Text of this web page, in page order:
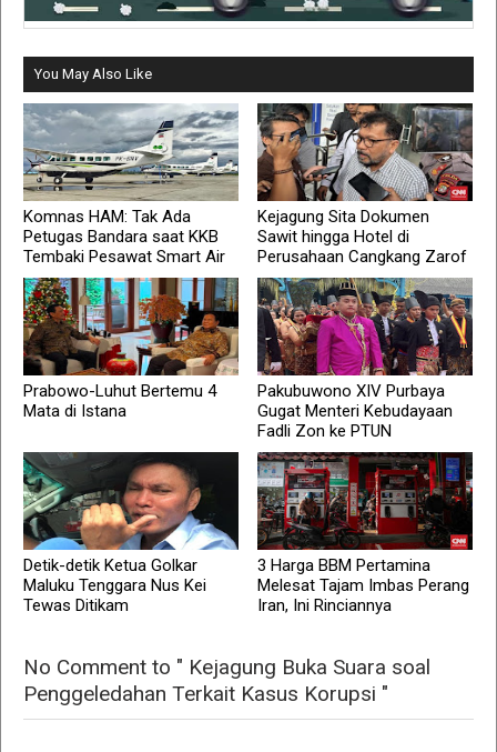
You May Also Like
Komnas HAM: Tak Ada
Petugas Bandara saat KKB
Tembaki Pesawat Smart Air
Kejagung Sita Dokumen
Sawit hingga Hotel di
Perusahaan Cangkang Zarof
Prabowo-Luhut Bertemu 4
Mata di Istana
Pakubuwono XIV Purbaya
Gugat Menteri Kebudayaan
Fadli Zon ke PTUN
Detik-detik Ketua Golkar
Maluku Tenggara Nus Kei
Tewas Ditikam
3 Harga BBM Pertamina
Melesat Tajam Imbas Perang
Iran, Ini Rinciannya
No Comment to " Kejagung Buka Suara soal
Penggeledahan Terkait Kasus Korupsi "